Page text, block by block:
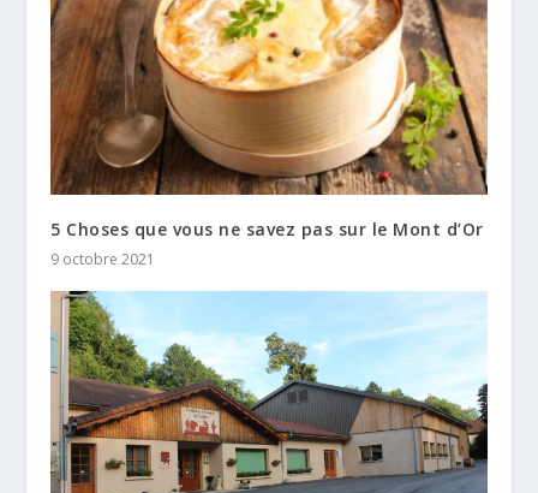
5 Choses que vous ne savez pas sur le Mont d’Or
9 octobre 2021